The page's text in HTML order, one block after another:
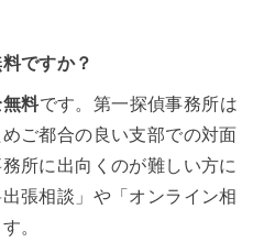
ですか？
無料です。第一探偵事務所は
ご都合の良い支部での対面
所に出向くのが難しい方に
張相談」や「オンライン相
。